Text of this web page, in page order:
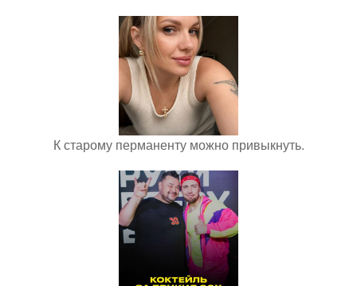
К старому перманенту можно привыкнуть.